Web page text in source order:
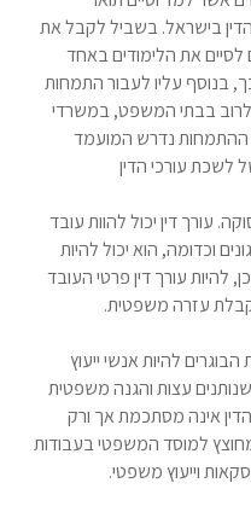
בישראל. בשביל לקבל את
לסיים את הלימודים באחד
בנוסף עליו לעבור התמחות
בבתי המשפט, במשרדי
ההתמחות נדרש המועמד
לשכת עורכי הדין
עורך דין יכול להוות עובד
וכדומה, הוא יכול להיות
להיות עורך דין פרטי העובד
קבלת עזרה משפטית.
להיות אנשי ייעוץ
עצות והגנה משפטית
אינה מסתכמת אך ורק
למוסד המשפטי בעבודות
וייעוץ משפטי.